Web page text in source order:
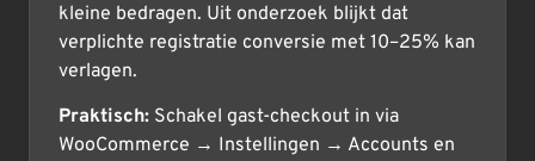
kleine bedragen. Uit onderzoek blijkt dat
verplichte registratie conversie met 10–25% kan
verlagen.
Praktisch: Schakel gast-checkout in via
WooCommerce → Instellingen → Accounts en